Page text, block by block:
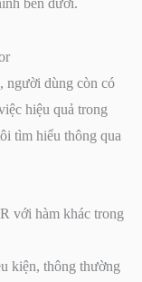
bên dưới.
người dùng còn có
hiệu quả trong
tìm hiểu thông qua
với hàm khác trong
kiện, thông thường